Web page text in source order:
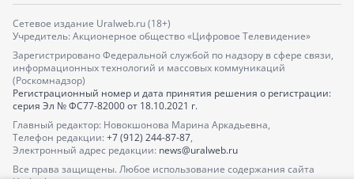
Сетевое издание Uralweb.ru (18+)
Учредитель: Акционерное общество «Цифровое Телевидение»
Зарегистрировано Федеральной службой по надзору в сфере связи,
информационных технологий и массовых коммуникаций
(Роскомнадзор)
Регистрационный номер и дата принятия решения о регистрации:
серия Эл № ФС77-82000от 18.10.2021 г.
Главный редактор: Новокшонова Марина Аркадьевна,
Телефон редакции: +7 (912) 244-87-87,
Электронный адрес редакции: news@uralweb.ru
Все права защищены. Любое использование содержания сайта